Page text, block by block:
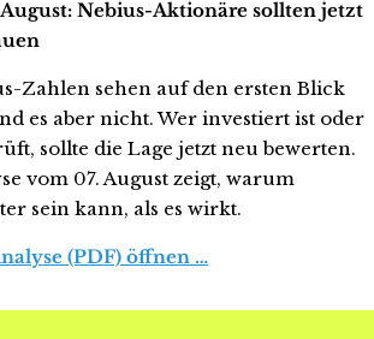
August: Nebius-Aktionäre sollten jetzt
Zahlen sehen auf den ersten Blick
es aber nicht. Wer investiert ist oder
sollte die Lage jetzt neu bewerten.
vom 07. August zeigt, warum
sein kann, als es wirkt.
(PDF) öffnen …